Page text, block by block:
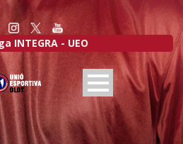
INTEGRA - UEO